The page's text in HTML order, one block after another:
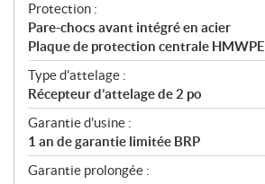
Protection :
Pare-chocs avant intégré en acier
Plaque de protection centrale HMWPE
Type d'attelage :
Récepteur d’attelage de 2 po
Garantie d'usine :
1 an de garantie limitée BRP
Garantie prolongée :